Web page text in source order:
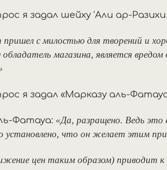
я задал шейху ‘Али ар-
с милостью для творений и
обладатель магазина, является
я задал «Марказу аль-
Фатауа: «Да, разращено. Ведь
установлено, что он желает этим
цен таким образом) приводит